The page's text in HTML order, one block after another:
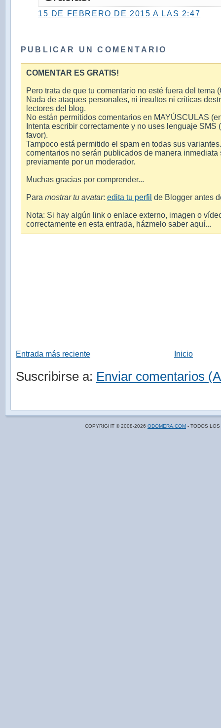
15 DE FEBRERO DE 2015 A LAS 2:47
PUBLICAR UN COMENTARIO
COMENTAR ES GRATIS!
Pero trata de que tu comentario no esté fuera del tema
Nada de ataques personales, ni insultos ni críticas
lectores del blog.
No están permitidos comentarios en MAYÚSCULAS
Intenta escribir correctamente y no uses lenguaje
favor).
Tampoco está permitido el spam en todas sus
comentarios no serán publicados de manera inmediata
previamente por un moderador.
Muchas gracias por comprender...
Para mostrar tu avatar: edita tu perfil de Blogger antes
Nota: Si hay algún link o enlace externo, imagen o
correctamente en esta entrada, házmelo saber aquí...
Entrada más reciente Inicio
Suscribirse a: Enviar comentarios
COPYRIGHT © 2008-2026 ODOMERA.COM - TODOS